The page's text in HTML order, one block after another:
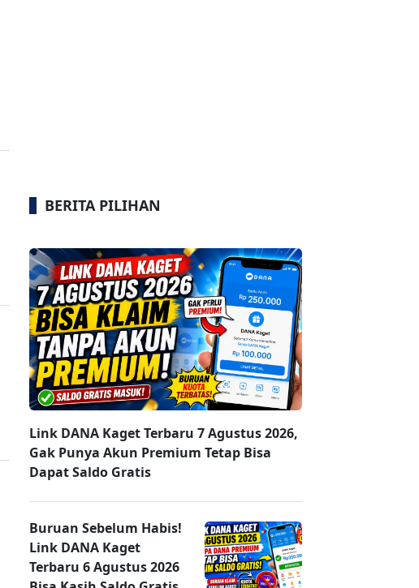
BERITA PILIHAN
Link DANA Kaget Terbaru 7 Agustus 2026,
Gak Punya Akun Premium Tetap Bisa
Dapat Saldo Gratis
Buruan Sebelum Habis!
Link DANA Kaget
Terbaru 6 Agustus 2026